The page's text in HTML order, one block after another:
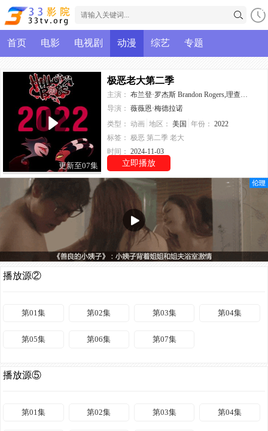
首页 电影 电视剧 动漫 综艺 专题
更新至07集
极恶老大第二季
主演： 布兰登·罗杰斯 Brandon Rogers,理查德·史蒂文·霍维茨,薇薇安·尼克松 Vivian Nixon,埃里卡·林德贝克 Erica Lindbeck,布莱斯·平卡姆 Bryce Pinkham
导演： 薇薇恩·梅德拉诺
类型： 动画 地区： 美国 年份： 2022
标签： 极恶 第二季 老大
时间： 2024-11-03
立即播放
播放源②
第01集 第02集 第03集 第04集
第05集 第06集 第07集
播放源⑤
第01集 第02集 第03集 第04集